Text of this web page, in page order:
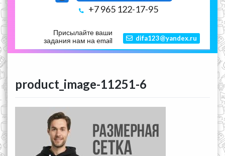
+7 965 122-17-95
Присылайте ваши
задания нам на email
difa123@yandex.ru
product_image-11251-6